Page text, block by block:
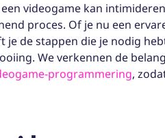
videogame kan
proces. Of je nu een
je de stappen die je nodig
We verkennen de
programmering,